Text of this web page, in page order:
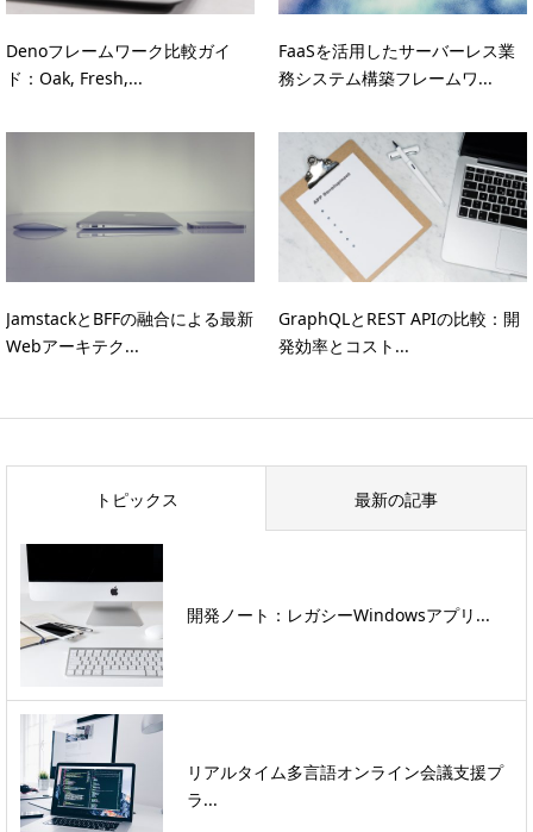
Denoフレームワーク比較ガイ
ド：Oak, Fresh,...
FaaSを活用したサーバーレス業
務システム構築フレームワ...
JamstackとBFFの融合による最新
Webアーキテク...
GraphQLとREST APIの比較：開
発効率とコスト...
トピックス 最新の記事
開発ノート：レガシーWindowsアプリ...
リアルタイム多言語オンライン会議支援プ
ラ...